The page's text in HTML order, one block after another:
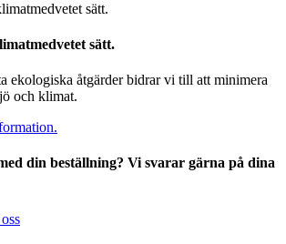
sätt.
ekologiska åtgärder bidrar vi till att minimera
och klimat.
din beställning? Vi svarar gärna på dina